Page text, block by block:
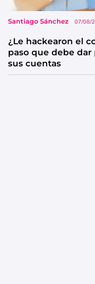
Santiago Sánchez 07/08/
¿Le hackearon el
paso que debe
sus cuentas